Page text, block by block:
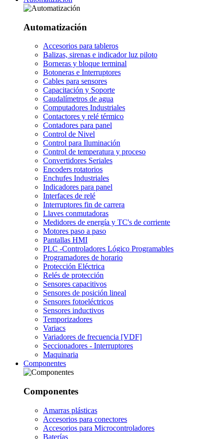
Automatización
Accesorios para tableros
Balizas, sirenas e indicador luz piloto
Borneras y bloque terminal
Botoneras e Interruptores
Cables para sensores
Capacitación y Soporte
Caudalímetros de agua
Computadores Industriales
Contactores y relé térmico
Contadores para panel
Control de Nivel
Control para Iluminación
Control de temperatura y proceso
Convertidores Seriales
Encoders rotatorios
Enchufes Industriales
Indicadores para panel
Interfaces de relé
Interruptores fin de carrera
Llaves conmutadoras
Medidores de energía y TC's de corriente
Motores paso a paso
Pantallas HMI
PLC -Controladores Lógico Programables
Programadores de horario
Protección Eléctrica
Relés de protección
Sensores capacitivos
Sensores de posición lineal
Sensores fotoeléctricos
Sensores inductivos
Temporizadores
Variacs
Variadores de frecuencia [VDF]
Seccionadores - Interruptores
Maquinaria
Componentes
Componentes
Amarras plásticas
Accesorios para conectores
Accesorios para Microcontroladores
Baterías